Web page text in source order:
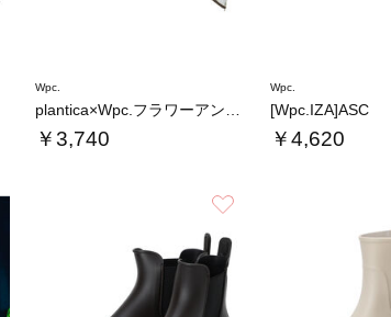
Wpc.
￥3,740
Wpc.
[Wpc.IZA]ASC
￥4,620
お気に入り